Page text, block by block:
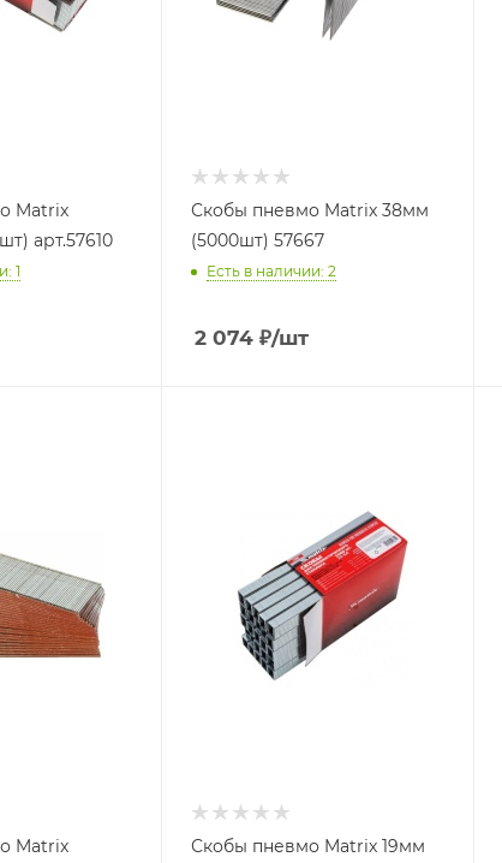
Matrix
арт.57610
1
Скобы пневмо Matrix 38мм
(5000шт) 57667
Есть в наличии: 2
2 074₽/шт
Matrix
Скобы пневмо Matrix 19мм